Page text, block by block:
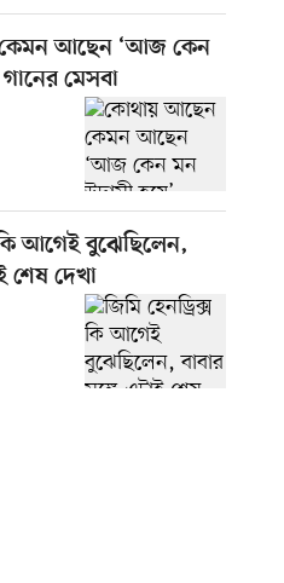
আছেন ‘আজ কেন
মেসবা
কি আগেই বুঝেছিলেন,
শেষ দেখা